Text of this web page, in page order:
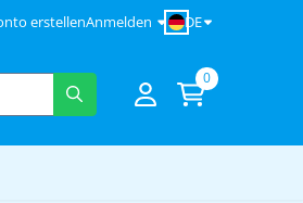
erstellenAnmelden DE
0